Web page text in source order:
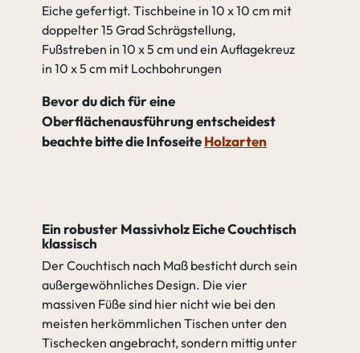
Eiche gefertigt. Tischbeine in 10 x 10 cm mit
doppelter 15 Grad Schrägstellung,
Fußstreben in 10 x 5 cm und ein Auflagekreuz
in 10 x 5 cm mit Lochbohrungen
Bevor du dich für eine
Oberflächenausführung entscheidest
beachte bitte die InfoseiteHolzarten
Ein robuster Massivholz Eiche Couchtisch
klassisch
Der Couchtisch nach Maß besticht durch sein
außergewöhnliches Design. Die vier
massiven Füße sind hier nicht wie bei den
meisten herkömmlichen Tischen unter den
Tischecken angebracht, sondern mittig unter